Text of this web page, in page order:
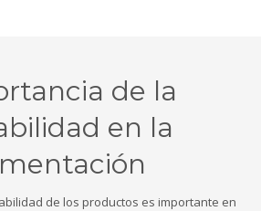
de la
en la
de los productos es importante en